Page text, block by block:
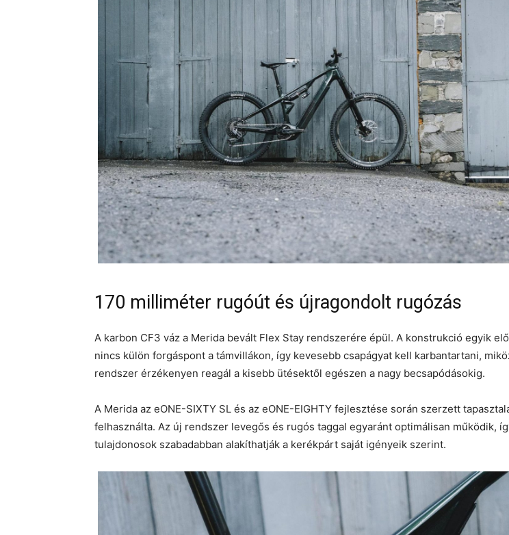
170 milliméter rugóút és újragondolt rugózás
A karbon CF3 váz a Merida bevált Flex Stay rendszerére épül. A konstrukció egyik
nincs külön forgáspont a támvillákon, így kevesebb csapágyat kell karbantartani,
rendszer érzékenyen reagál a kisebb ütésektől egészen a nagy becsapódásokig.
A Merida az eONE-SIXTY SL és az eONE-EIGHTY fejlesztése során szerzett
felhasználta. Az új rendszer levegős és rugós taggal egyaránt optimálisan működik,
tulajdonosok szabadabban alakíthatják a kerékpárt saját igényeik szerint.